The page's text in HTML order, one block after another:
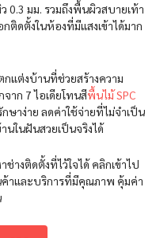
0.3 มม. รวมถึงพื้นผิวสบายเท้า
ติดตั้งในห้องที่มีแสงเข้าได้มาก
กแต่งบ้านที่ช่วยสร้างความ
าก 7 ไอเดียโทนสีพื้นไม้ SPC
ษาง่าย ลดค่าใช้จ่ายที่ไม่จำเป็น
นในฝันสวยเป็นจริงได้
างติดตั้งที่ไว้ใจได้ คลิกเข้าไป
ค้าและบริการที่มีคุณภาพ คุ้มค่า